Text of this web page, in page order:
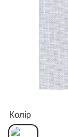
Колір